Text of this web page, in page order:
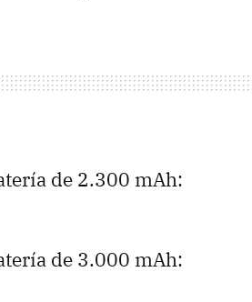
de 2.300 mAh:
de 3.000 mAh: